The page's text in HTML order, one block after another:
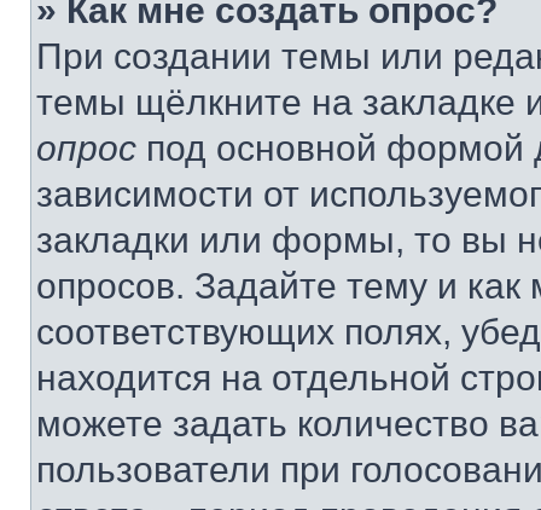
» Как мне создать опрос?
При создании темы или
темы щёлкните на
опрос под основной формой
зависимости от
закладки или формы, то вы
опросов. Задайте тему и
соответствующих полях,
находится на отдельной
можете задать количество
пользователи при